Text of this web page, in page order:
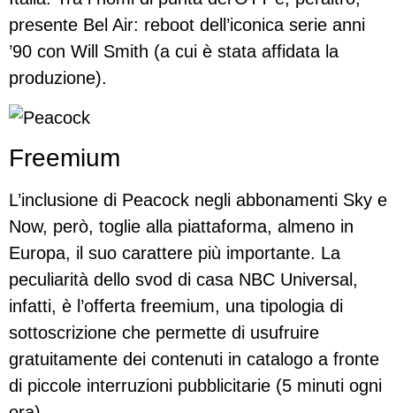
presente Bel Air: reboot dell’iconica serie anni
’90 con Will Smith (a cui è stata affidata la
produzione).
Freemium
L’inclusione di Peacock negli abbonamenti Sky e
Now, però, toglie alla piattaforma, almeno in
Europa, il suo carattere più importante. La
peculiarità dello svod di casa NBC Universal,
infatti, è l’offerta freemium, una tipologia di
sottoscrizione che permette di usufruire
gratuitamente dei contenuti in catalogo a fronte
di piccole interruzioni pubblicitarie (5 minuti ogni